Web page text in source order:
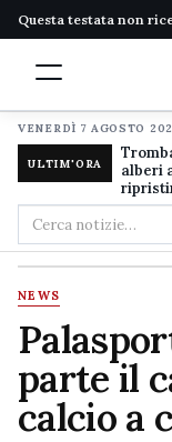
Questa testata non
VENERDÌ 7 AGOSTO
ULTIM'ORA
alberi
Cerca
nel
sito
NEWS
parte il
calcio a